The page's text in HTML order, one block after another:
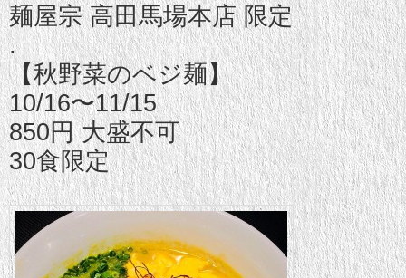
麺屋宗 高田馬場本店 限定
.
【秋野菜のベジ麺】
10/16〜11/15
850円 大盛不可
30食限定